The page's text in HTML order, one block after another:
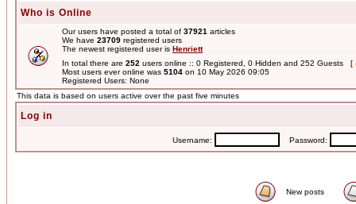
Who is Online
Our users have posted a total of 37921 articles
We have 23709 registered users
The newest registered user is Henriett
In total there are 252 users online :: 0 Registered, 0 Hidden and 252 Guests [
Most users ever online was 5104 on 10 May 2026 09:05
Registered Users: None
This data is based on users active over the past five minutes
Log in
Username: Password:
New posts